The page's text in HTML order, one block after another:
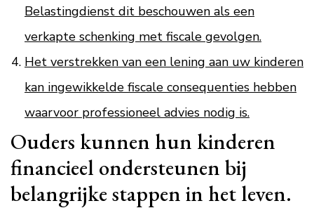
Belastingdienst dit beschouwen als een
verkapte schenking met fiscale gevolgen.
Het verstrekken van een lening aan uw kinderen
kan ingewikkelde fiscale consequenties hebben
waarvoor professioneel advies nodig is.
Ouders kunnen hun kinderen
financieel ondersteunen bij
belangrijke stappen in het leven.